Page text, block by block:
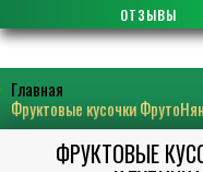
ОТЗЫВЫ
Главная
Фруктовые кусочки
ФРУКТОВЫЕ